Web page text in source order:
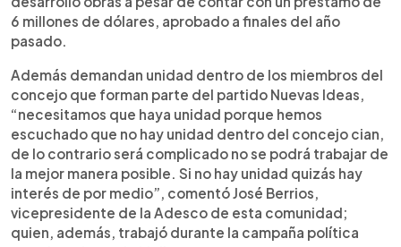
6 millones de dólares, aprobado a finales del año
pasado.
Además demandan unidad dentro de los miembros del
concejo que forman parte del partido Nuevas Ideas,
“necesitamos que haya unidad porque hemos
escuchado que no hay unidad dentro del concejo cian,
de lo contrario será complicado no se podrá trabajar de
la mejor manera posible. Si no hay unidad quizás hay
interés de por medio”, comentó José Berrios,
vicepresidente de la Adesco de esta comunidad;
quien, además, trabajó durante la campaña política